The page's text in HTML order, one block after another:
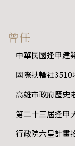
曾任
中華民國逢甲建
國際扶輪社
高雄市政府歷史
第二十三屆逢甲
行政院六星計畫